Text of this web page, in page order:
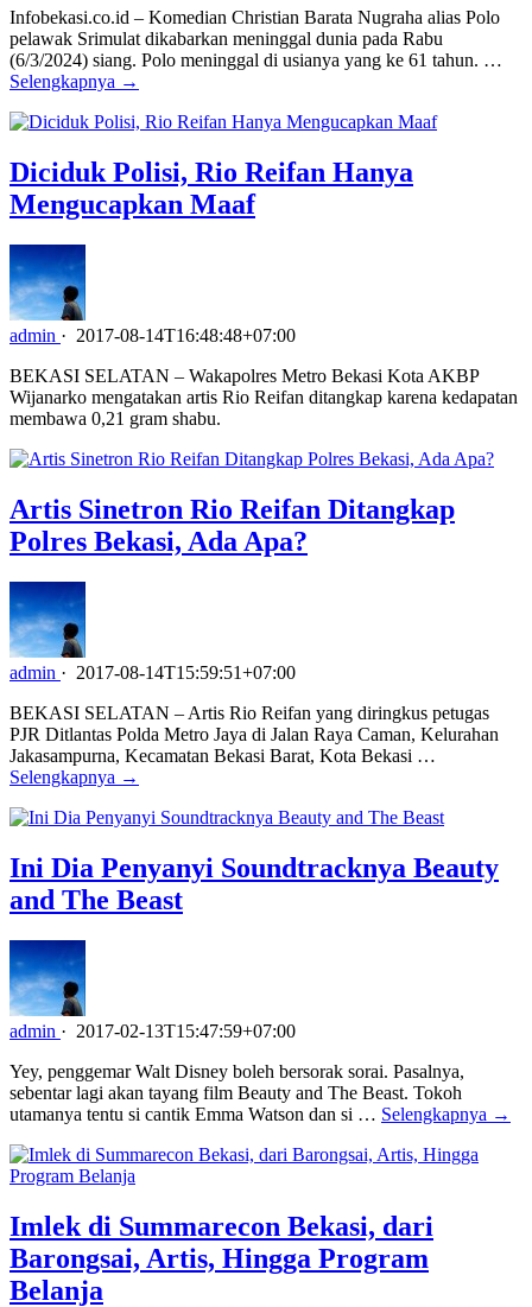
Infobekasi.co.id – Komedian Christian Barata Nugraha alias Polo
pelawak Srimulat dikabarkan meninggal dunia pada Rabu
(6/3/2024) siang. Polo meninggal di usianya yang ke 61 tahun. …
Selengkapnya →
Diciduk Polisi, Rio Reifan Hanya
Mengucapkan Maaf
admin · 2017-08-14T16:48:48+07:00
BEKASI SELATAN – Wakapolres Metro Bekasi Kota AKBP
Wijanarko mengatakan artis Rio Reifan ditangkap karena kedapatan
membawa 0,21 gram shabu.
Artis Sinetron Rio Reifan Ditangkap
Polres Bekasi, Ada Apa?
admin · 2017-08-14T15:59:51+07:00
BEKASI SELATAN – Artis Rio Reifan yang diringkus petugas
PJR Ditlantas Polda Metro Jaya di Jalan Raya Caman, Kelurahan
Jakasampurna, Kecamatan Bekasi Barat, Kota Bekasi …
Selengkapnya →
Ini Dia Penyanyi Soundtracknya Beauty
and The Beast
admin · 2017-02-13T15:47:59+07:00
Yey, penggemar Walt Disney boleh bersorak sorai. Pasalnya,
sebentar lagi akan tayang film Beauty and The Beast. Tokoh
utamanya tentu si cantik Emma Watson dan si … Selengkapnya →
Imlek di Summarecon Bekasi, dari
Barongsai, Artis, Hingga Program
Belanja